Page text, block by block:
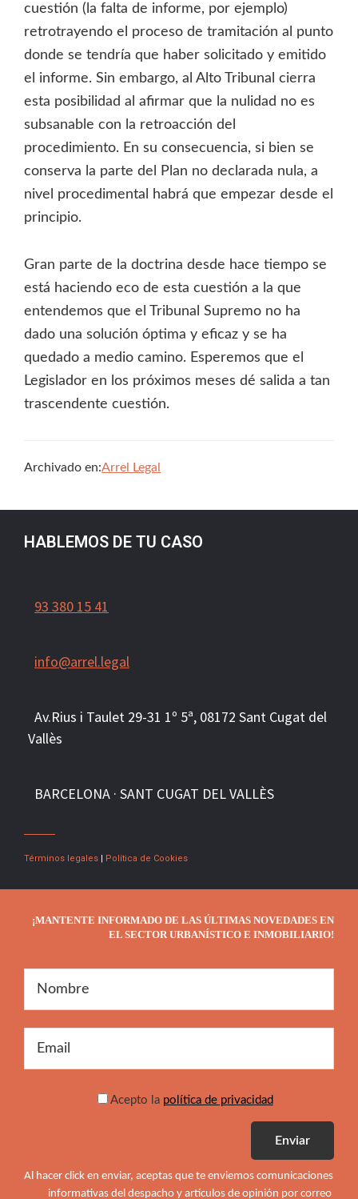
cuestión (la falta de informe, por ejemplo)
retrotrayendo el proceso de tramitación al punto
donde se tendría que haber solicitado y emitido
el informe. Sin embargo, al Alto Tribunal cierra
esta posibilidad al afirmar que la nulidad no es
subsanable con la retroacción del
procedimiento. En su consecuencia, si bien se
conserva la parte del Plan no declarada nula, a
nivel procedimental habrá que empezar desde el
principio.
Gran parte de la doctrina desde hace tiempo se
está haciendo eco de esta cuestión a la que
entendemos que el Tribunal Supremo no ha
dado una solución óptima y eficaz y se ha
quedado a medio camino. Esperemos que el
Legislador en los próximos meses dé salida a tan
trascendente cuestión.
Archivado en:Arrel Legal
HABLEMOS DE TU CASO
93 380 15 41
info@arrel.legal
Av.Rius i Taulet 29-31 1º 5ª, 08172 Sant Cugat del
Vallès
BARCELONA · SANT CUGAT DEL VALLÈS
Términos legales Política de Cookies
¡MANTENTE INFORMADO DE LAS ÚLTIMAS NOVEDADES EN
EL SECTOR URBANÍSTICO E INMOBILIARIO!
Acepto la política de privacidad
Al hacer click en enviar, aceptas que te enviemos comunicaciones
informativas del despacho y artículos de opinión por correo